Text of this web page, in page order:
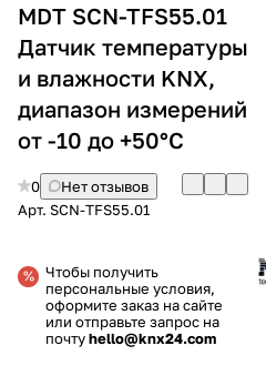
MDT SCN-TFS55.01
Датчик температуры
и влажности KNX,
диапазон измерений
от -10 до +50°C
0
Нет отзывов
Арт. SCN-TFS55.01
Чтобы получить
персональные условия,
оформите заказ на сайте
или отправьте запрос на
почтуhello@knx24.com